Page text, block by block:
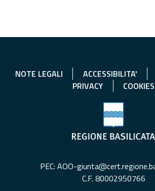
NOTE LEGALI ACCESSIBILITA'
PRIVACY
COOKIES
PEC: AOO-
C.F. 80002950766